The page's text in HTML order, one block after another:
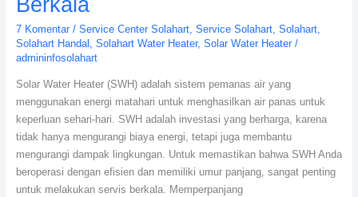
7 Komentar / Service Center Solahart, Service Solahart, Solahart,
Solahart Handal , Solahart Water Heater, Solar Water Heater/
admininfosolahart
Solar Water Heater (SWH) adalah sistem pemanas air yang
menggunakan energi matahari untuk menghasilkan air panas untuk
keperluan sehari-hari. SWH adalah investasi yang berharga, karena
tidak hanya mengurangi biaya energi, tetapi juga membantu
mengurangi dampak lingkungan. Untuk memastikan bahwa SWH Anda
beroperasi dengan efisien dan memiliki umur panjang, sangat penting
untuk melakukan servis berkala. Memperpanjang